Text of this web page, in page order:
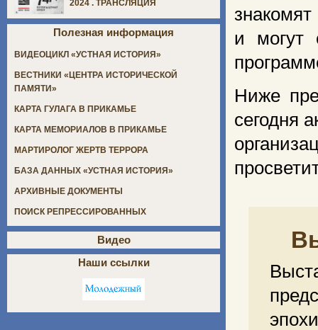
и могут
Ниже
сегодня
2024 . ТРАНСЛЯЦИЯ
Полезная информация
ВИДЕОЦИКЛ «УСТНАЯ ИСТОРИЯ»
ВЕСТНИКИ «ЦЕНТРА ИСТОРИЧЕСКОЙ
ПАМЯТИ»
КАРТА ГУЛАГА В ПРИКАМЬЕ
КАРТА МЕМОРИАЛОВ В ПРИКАМЬЕ
МАРТИРОЛОГ ЖЕРТВ ТЕРРОРА
БАЗА ДАННЫХ «УСТНАЯ ИСТОРИЯ»
АРХИВНЫЕ ДОКУМЕНТЫ
ПОИСК РЕПРЕССИРОВАННЫХ
Видео
Наши ссылки